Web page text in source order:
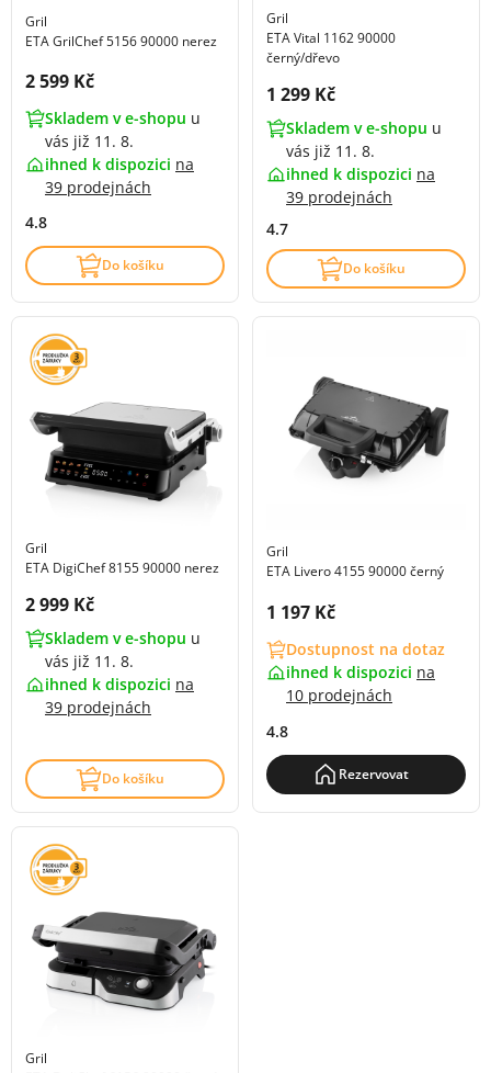
Gril
ETA GrilChef 5156 90000 nerez
Cena s DPH:
2 599 Kč
Skladem v e-shopu u
vás již 11. 8.
ihned k dispozici na
39 prodejnách
4.8
Do košíku
Gril
ETA Vital 1162 90000
černý/dřevo
Cena s DPH:
1 299 Kč
Skladem v e-shopu u
vás již 11. 8.
ihned k dispozici na
39 prodejnách
4.7
Do košíku
Gril
ETA DigiChef 8155 90000 nerez
Cena s DPH:
2 999 Kč
Skladem v e-shopu u
vás již 11. 8.
ihned k dispozici na
39 prodejnách
Do košíku
Gril
ETA Livero 4155 90000 černý
Cena s DPH:
1 197 Kč
Dostupnost na dotaz
ihned k dispozici na
10 prodejnách
4.8
Rezervovat
Gril